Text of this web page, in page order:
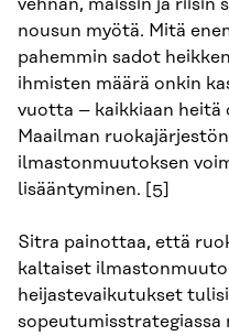
vehnän, maissin ja riisin
nousun myötä. Mitä
pahemmin sadot
ihmisten määrä onkin
vuotta – kaikkiaan heitä
Maailman
ilmastonmuutoksen
lisääntyminen. [5]
Sitra painottaa, että
kaltaiset
heijastevaikutukset
sopeutumisstrategiassa